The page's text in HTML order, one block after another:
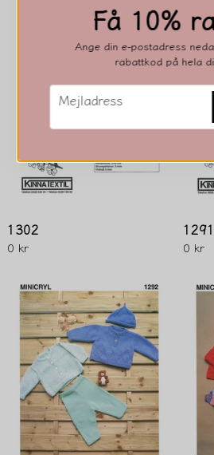
1302
0 kr
1291
0 kr
Ja, ni får publicera min
Få 10%
Ange din e-postadress
rabattkod på hela
email
Mejladress